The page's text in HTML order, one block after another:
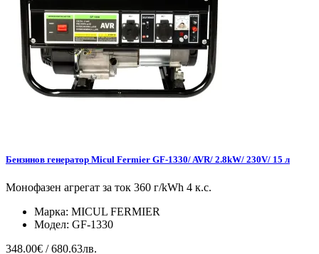
Бензинов генератор Micul Fermier GF-1330/ AVR/ 2.8kW/ 230V/ 15 л
Монофазен агрегат за ток 360 г/kWh 4 к.с.
Марка: MICUL FERMIER
Модел: GF-1330
348.00€ / 680.63лв.